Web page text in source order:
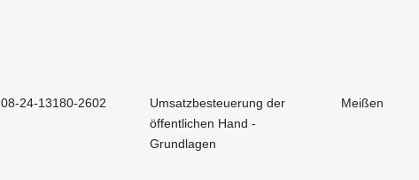
08-24-13180-2602
Umsatzbesteuerung der
öffentlichen Hand -
Grundlagen
Meißen